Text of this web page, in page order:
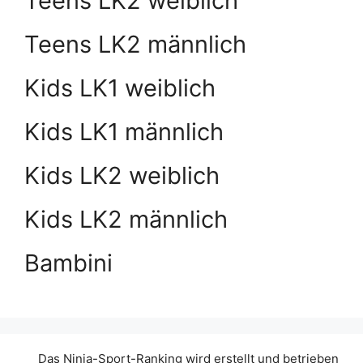
Teens LK2 männlich
Kids LK1 weiblich
Kids LK1 männlich
Kids LK2 weiblich
Kids LK2 männlich
Bambini
Das Ninja-Sport-Ranking wird erstellt und betrieben